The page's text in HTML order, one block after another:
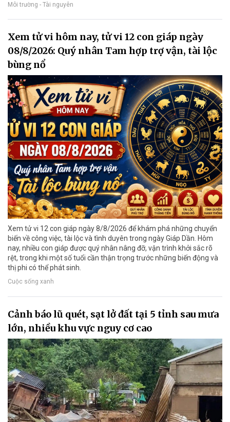
Môi trường - Tài nguyên
Xem tử vi hôm nay, tử vi 12 con giáp ngày
08/8/2026: Quý nhân Tam hợp trợ vận, tài lộc
bùng nổ
Xem tử vi 12 con giáp ngày 8/8/2026 để khám phá những chuyển
biến về công việc, tài lộc và tình duyên trong ngày Giáp Dần. Hôm
nay, nhiều con giáp được quý nhân nâng đỡ, vận trình khởi sắc rõ
rệt, trong khi một số tuổi cần thận trọng trước những biến động và
thị phi có thể phát sinh.
Cuộc sống xanh
Cảnh báo lũ quét, sạt lở đất tại 5 tỉnh sau mưa
lớn, nhiều khu vực nguy cơ cao